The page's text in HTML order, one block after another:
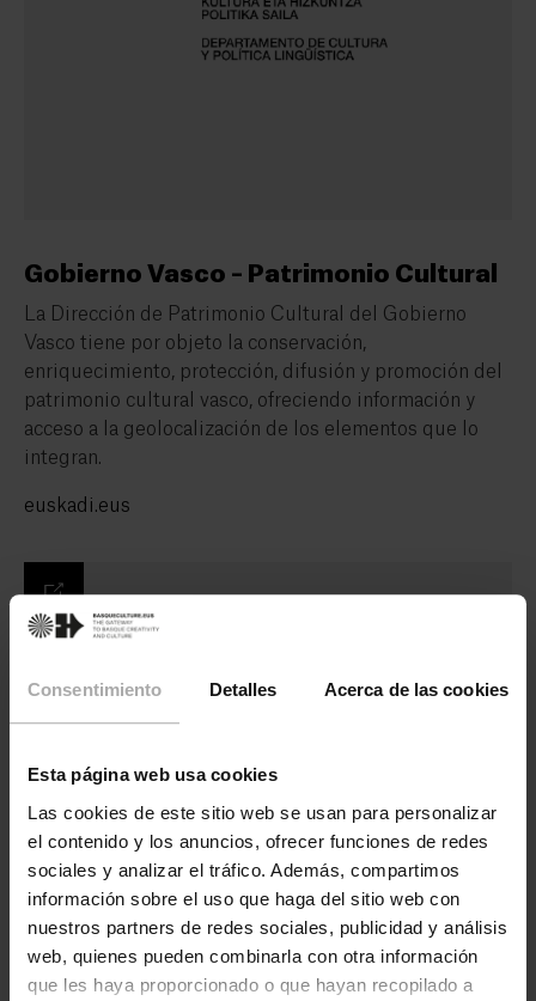
Consentimiento Detalles Acerca de las cookies
Esta página web usa cookies
Las cookies de este sitio web se usan para personalizar
el contenido y los anuncios, ofrecer funciones de redes
sociales y analizar el tráfico. Además, compartimos
información sobre el uso que haga del sitio web con
nuestros partners de redes sociales, publicidad y análisis
web, quienes pueden combinarla con otra información
que les haya proporcionado o que hayan recopilado a
Gobierno Vasco – Patrimonio Cultural
La Dirección de Patrimonio Cultural del Gobierno
Vasco tiene por objeto la conservación,
enriquecimiento, protección, difusión y promoción del
patrimonio cultural vasco, ofreciendo información y
acceso a la geolocalización de los elementos que lo
integran.
euskadi.eus